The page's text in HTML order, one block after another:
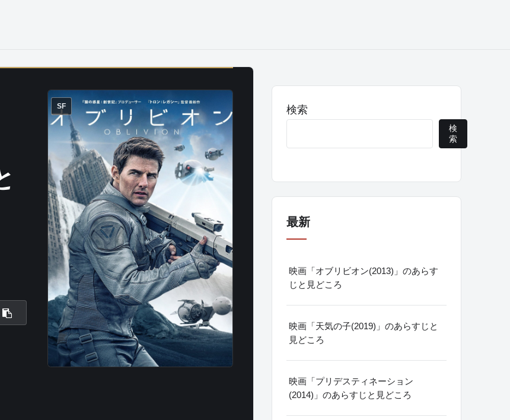
SF 検索
検
索
最新
映画「オブリビオン(2013)」のあらす
じと見どころ
映画「天気の子(2019)」のあらすじと
見どころ
映画「プリデスティネーション
(2014)」のあらすじと見どころ